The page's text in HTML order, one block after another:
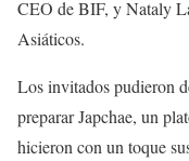
CEO de BIF, y Nataly
Asiáticos.
Los invitados pudieron
preparar Japchae, un
hicieron con un toque